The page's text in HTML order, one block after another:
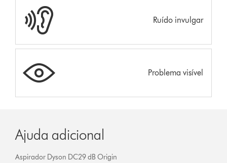
Ruído invulgar
Problema visível
Ajuda adicional
Aspirador Dyson DC29 dB Origin